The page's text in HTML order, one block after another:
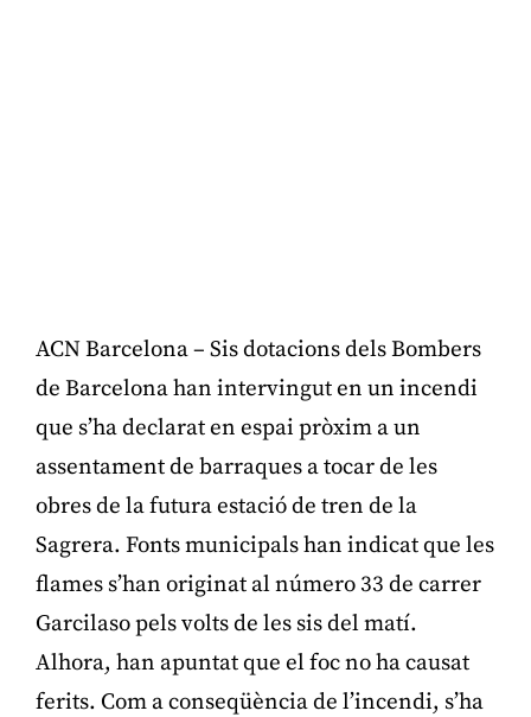
ACN Barcelona – Sis dotacions dels Bombers
de Barcelona han intervingut en un incendi
que s’ha declarat en espai pròxim a un
assentament de barraques a tocar de les
obres de la futura estació de tren de la
Sagrera. Fonts municipals han indicat que les
flames s’han originat al número 33 de carrer
Garcilaso pels volts de les sis del matí.
Alhora, han apuntat que el foc no ha causat
ferits. Com a conseqüència de l’incendi, s’ha